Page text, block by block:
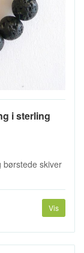
i sterling
børstede skiver
Vis